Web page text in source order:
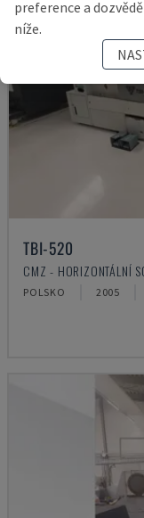
TBI-520
CMZ - HORIZONTÁLNÍ
POLSKO 2005
preference a
níže.